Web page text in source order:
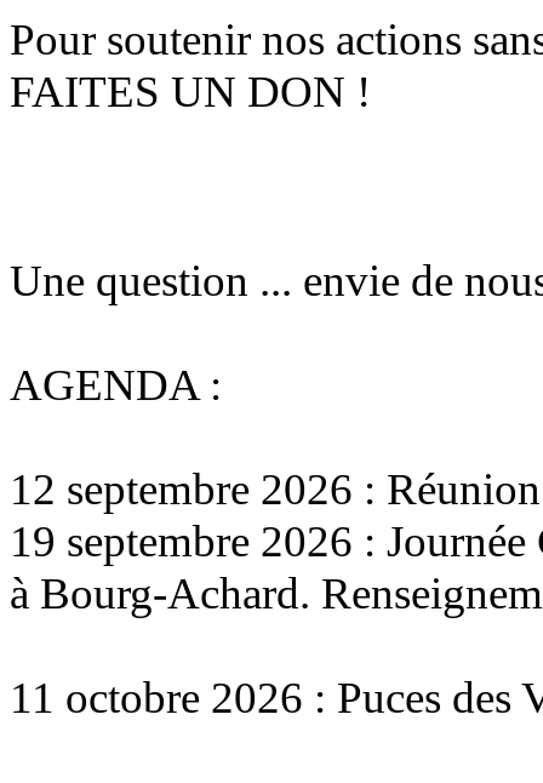
Pour soutenir nos actions
FAITES UN DON !
Une question ... envie de
AGENDA :
12 septembre 2026 :
19 septembre 2026 : Journée
à Bourg-Achard.
11 octobre 2026 : Puces des